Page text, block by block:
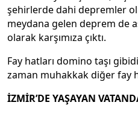
şehirlerde dahi depremler
meydana gelen deprem de
olarak karşımıza çıktı.
Fay hatları domino taşı
zaman muhakkak diğer fay
İZMİR’DE YAŞAYAN